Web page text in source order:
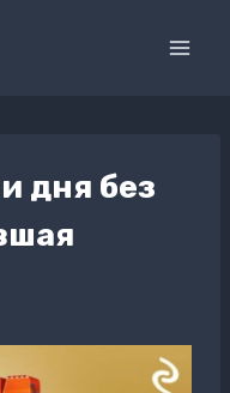
дня без